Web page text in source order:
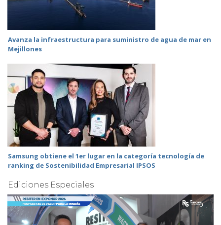
Avanza la infraestructura para suministro de agua de mar en
Mejillones
Samsung obtiene el 1er lugar en la categoría tecnología de
ranking de Sostenibilidad Empresarial IPSOS
Ediciones Especiales